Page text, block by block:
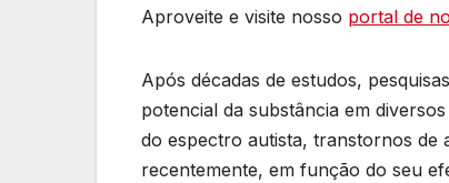
Aproveite e visite nosso portal de
Após décadas de estudos,
potencial da substância em
do espectro autista, transtornos de
recentemente, em função do seu